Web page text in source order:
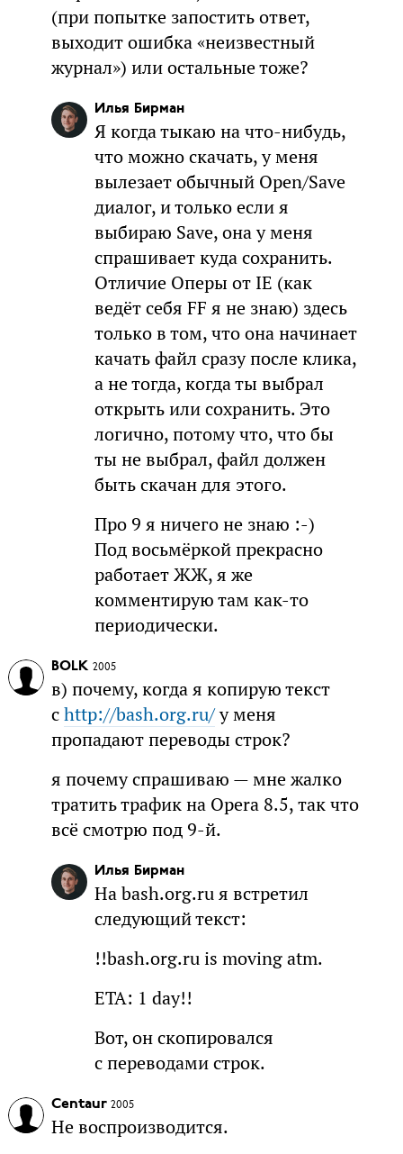
(при попытке запостить ответ,
выходит ошибка «неизвестный
журнал») или остальные тоже?
Илья Бирман
Я когда тыкаю на что-нибудь,
что можно скачать, у меня
вылезает обычный Open/Save
диалог, и только если я
выбираю Save, она у меня
спрашивает куда сохранить.
Отличие Оперы от IE (как
ведёт себя FF я не знаю) здесь
только в том, что она начинает
качать файл сразу после клика,
а не тогда, когда ты выбрал
открыть или сохранить. Это
логично, потому что, что бы
ты не выбрал, файл должен
быть скачан для этого.
Про 9 я ничего не знаю :-)
Под восьмёркой прекрасно
работает ЖЖ, я же
комментирую там как-то
периодически.
BOLK 2005
в) почему, когда я копирую текст
сhttp://bash.org.ru/у меня
пропадают переводы строк?
я почему спрашиваю — мне жалко
тратить трафик на Opera 8.5, так что
всё смотрю под 9-й.
Илья Бирман
На bash.org.ru я встретил
следующий текст:
!!bash.org.ru is moving atm.
ETA: 1 day!!
Вот, он скопировался
с переводами строк.
Centaur 2005
Не воспроизводится.